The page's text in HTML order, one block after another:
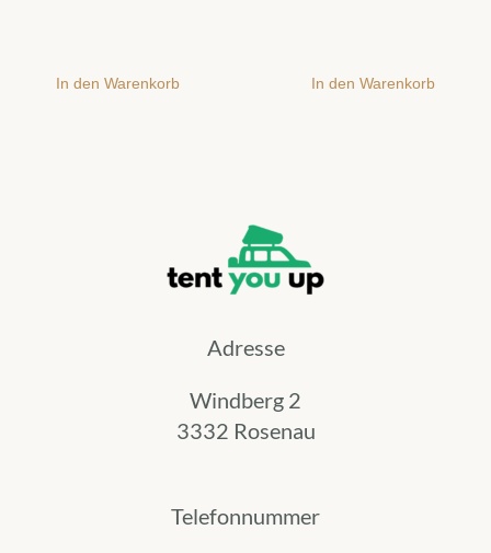
In den Warenkorb In den Warenkorb
Adresse
Windberg 2
3332 Rosenau
Telefonnummer